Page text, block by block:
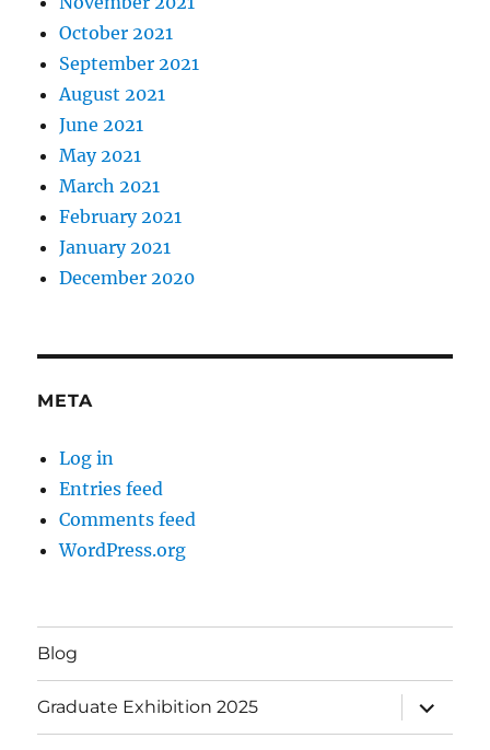
October 2021
September 2021
August 2021
June 2021
May 2021
March 2021
February 2021
January 2021
December 2020
META
Log in
Entries feed
Comments feed
WordPress.org
Blog
Graduate Exhibition 2025
expand
child
menu